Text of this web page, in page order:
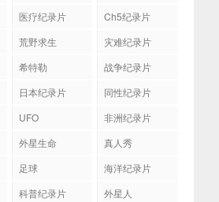
医疗纪录片
Ch5纪录片
荒野求生
灾难纪录片
希特勒
战争纪录片
日本纪录片
同性纪录片
UFO
非洲纪录片
外星生命
真人秀
足球
海洋纪录片
科普纪录片
外星人